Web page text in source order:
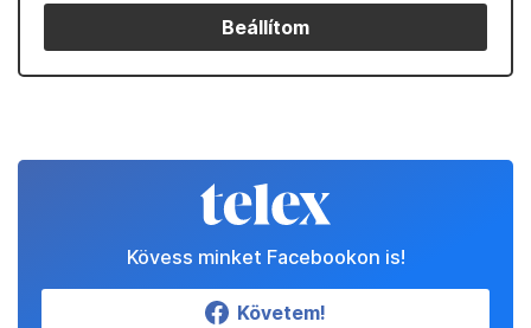
Beállítom
Kövess minket Facebookon is!
Követem!